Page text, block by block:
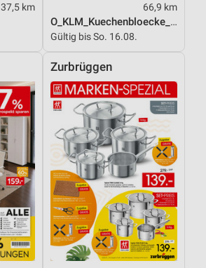
37,5 km 66,9 km
O_KLM_Kuechenbloecke_01_26_ES
Gültig bis So. 16.08.
Zurbrüggen
durch Statistiken oder
aus verschiedenen
der Angebote
Daten zur Auswahl von
Standortdaten
angeforderten